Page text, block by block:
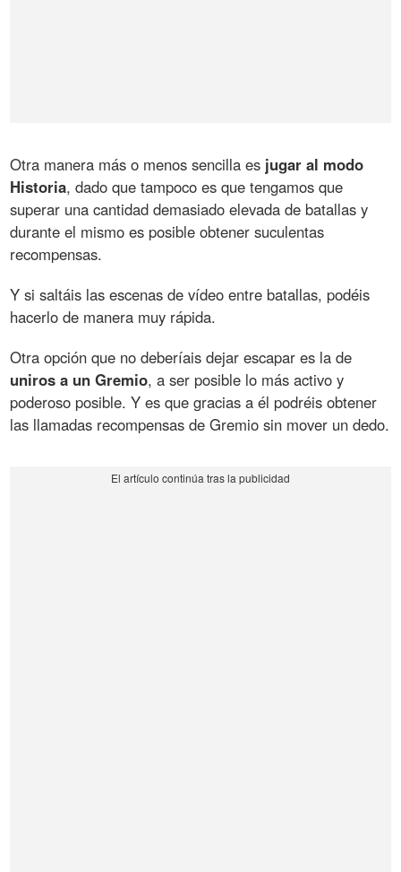
Otra manera más o menos sencilla es jugar al modo
Historia, dado que tampoco es que tengamos que
superar una cantidad demasiado elevada de batallas y
durante el mismo es posible obtener suculentas
recompensas.
Y si saltáis las escenas de vídeo entre batallas, podéis
hacerlo de manera muy rápida.
Otra opción que no deberíais dejar escapar es la de
uniros a un Gremio, a ser posible lo más activo y
poderoso posible. Y es que gracias a él podréis obtener
las llamadas recompensas de Gremio sin mover un dedo.